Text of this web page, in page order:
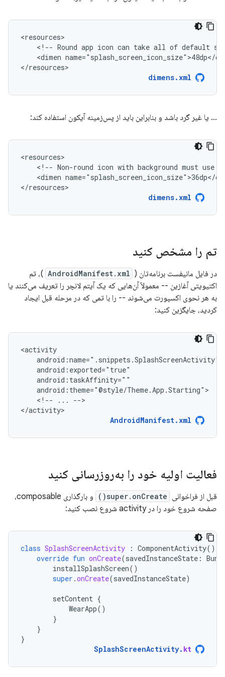
<!-- Round app icon can take all of default
<dimen name="splash_screen_icon_size">48dp</
</resources>
dimens.xml
... یا غیر گرد باشد و بنابراین باید از پس‌زمینه آیکون استفاده کند:
<!-- Non-round icon with background must use
<dimen name="splash_screen_icon_size">36dp</
</resources>
dimens.xml
تم را مشخص کنید
در فایل مانیفست برنامه‌تان ( AndroidManifest.xml )، تم
اکتیویتی آغازین -- معمولاً آن‌هایی که یک آیتم لانچر را تعریف می‌کنند یا
به هر نحوی اکسپورت می‌شوند -- را با تمی که در مرحله قبل ایجاد
کردید، جایگزین کنید:
<!--
...
-->
</activity>
AndroidManifest.xml
فعالیت اولیه خود را به‌روزرسانی کنید
قبل از فراخوانی super.onCreate()
و بارگذاری composable،
صفحه شروع خود را در activity شروع نصب کنید:
class SplashScreenActivity : ComponentActivity()
override fun onCreate(savedInstanceState :
installSplashScreen()
super .onCreate(savedInstanceState)
setContent {
WearApp()
}
}
}
SplashScreenActivity. kt